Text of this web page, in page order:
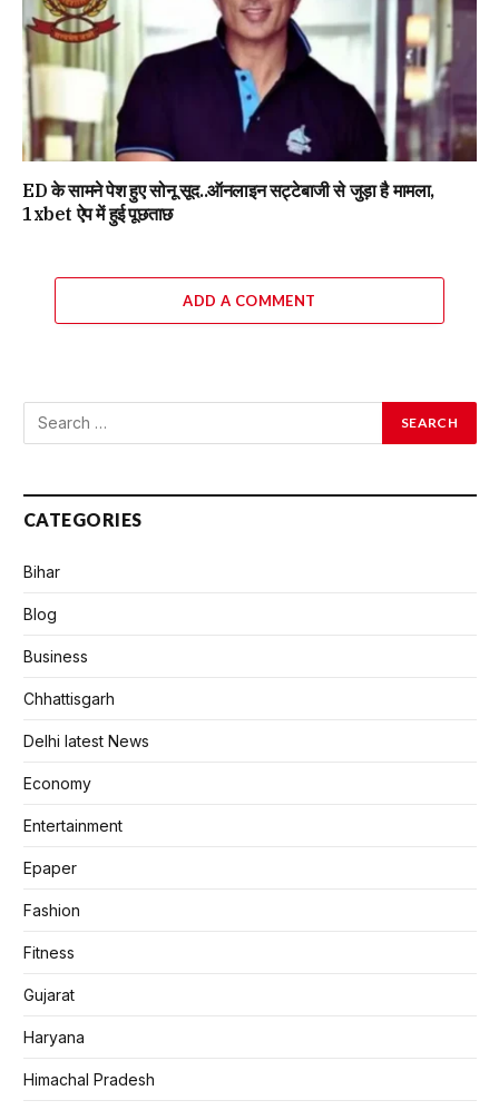
ED के सामने पेश हुए सोनू सूद..ऑनलाइन सट्टेबाजी से जुड़ा है मामला,
1xbet ऐप में हुई पूछताछ
ADD A COMMENT
CATEGORIES
Bihar
Blog
Business
Chhattisgarh
Delhi latest News
Economy
Entertainment
Epaper
Fashion
Fitness
Gujarat
Haryana
Himachal Pradesh